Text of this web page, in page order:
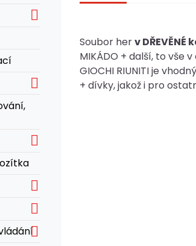






Soubor herv
MIKÁDO + další, to vše
GIOCHI RIUNITI je
+ dívky, jakož i pro